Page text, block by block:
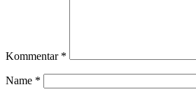
Kommentar *
Name *